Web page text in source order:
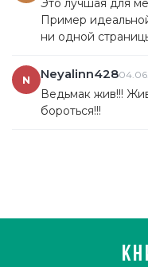
Это лучшая для
Пример
ни одной
N Neyalinn428
Ведьмак жив!!!
бороться!!!